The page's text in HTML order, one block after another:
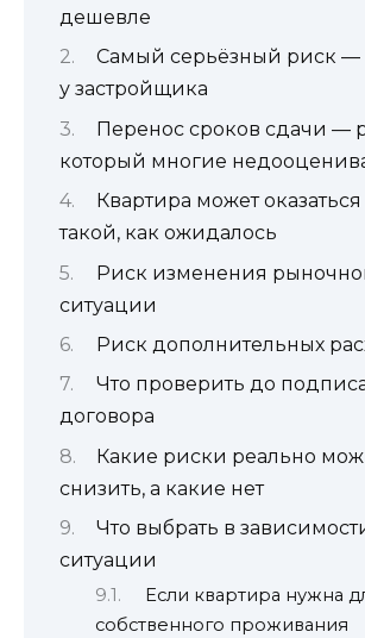
дешевле
Самый серьёзный риск —
у застройщика
Перенос сроков сдачи —
который многие
Квартира может
такой, как ожидалось
Риск изменения
ситуации
Риск дополнительных
Что проверить до
договора
Какие риски реально
снизить, а какие нет
Что выбрать в
ситуации
Если квартира нужна
собственного проживания